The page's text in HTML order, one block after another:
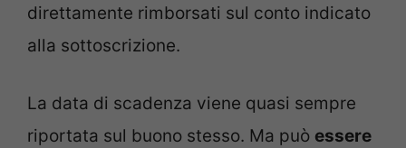
direttamente rimborsati sul conto indicato
alla sottoscrizione.
La data di scadenza viene quasi sempre
riportata sul buono stesso. Ma può essere